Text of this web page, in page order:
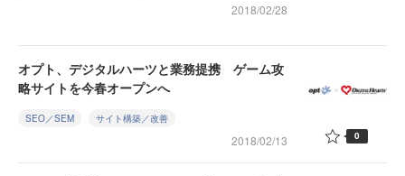
2018/02/28
オプト、デジタルハーツと業務提携 ゲーム攻
略サイトを今春オープンへ
SEO／SEM サイト構築／改善
2018/02/13 0